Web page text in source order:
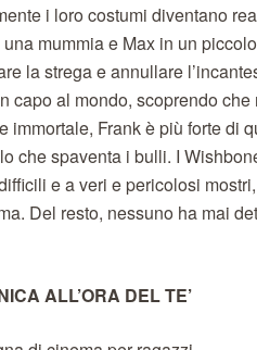
i loro costumi diventano
mummia e Max in un
la strega e annullare
al mondo, scoprendo
Frank è più forte di
che spaventa i bulli. I
e a veri e pericolosi
Del resto, nessuno ha mai
ALL’ORA DEL TE’